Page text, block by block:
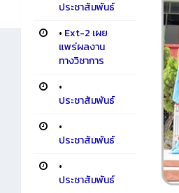
ประชาสัมพันธ์
• Ext-2 เผย
แพร่ผลงาน
ทางวิชาการ
•
ประชาสัมพันธ์
•
ประชาสัมพันธ์
•
ประชาสัมพันธ์